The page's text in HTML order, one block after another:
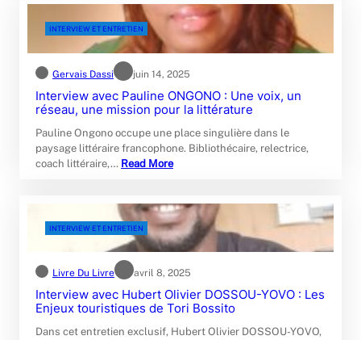
INTERVIEW ET ENTRETIEN
Gervais Dassi juin 14, 2025
Interview avec Pauline ONGONO : Une voix, un
réseau, une mission pour la littérature
Pauline Ongono occupe une place singulière dans le
paysage littéraire francophone. Bibliothécaire, relectrice,
coach littéraire,… Read More
INTERVIEW ET ENTRETIEN
Livre Du Livre avril 8, 2025
Interview avec Hubert Olivier DOSSOU-YOVO : Les
Enjeux touristiques de Tori Bossito
Dans cet entretien exclusif, Hubert Olivier DOSSOU-YOVO,